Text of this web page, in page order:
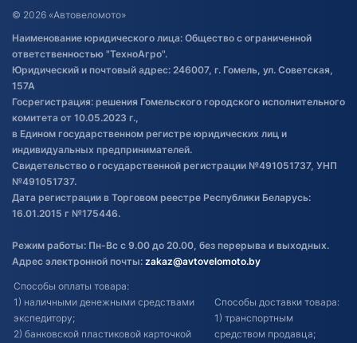
Договор публичной оферты
Обработка файлов cookie
Постановка транспорта на учет
Обновления в ЭПТС 2024
© 2026 «Автовеломото»
Наименование юридического лица: Общество с ограниченной
ответственностью "ТехноАгро".
Юридический и почтовый адрес: 246007, г. Гомель, ул. Советская,
157А
Госрегистрация: решения Гомельского городского исполнительного
комитета от 10.05.2023 г.,
в Едином государственном регистре юридических лиц и
индивидуальных предпринимателей.
Свидетельство о государственной регистрации №491051737, УНП
№491051737.
Дата регистрации в Торговом реестре Республики Беларусь:
16.01.2015 г №175446.
Режим работы: Пн-Вс с 9.00 до 20.00, без перерыва и выходных.
Адрес электронной почты: zakaz@avtovelomoto.by
Способы оплаты товара:
1) наличными денежными средствами
экспедитору;
2) банковской пластиковой карточкой
Способы доставки товара:
1) транспортным
средством продавца;